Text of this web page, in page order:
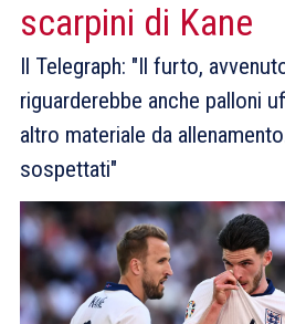
scarpini di Kane
Il Telegraph: "Il furto,
riguarderebbe anche palloni
altro materiale da
sospettati"